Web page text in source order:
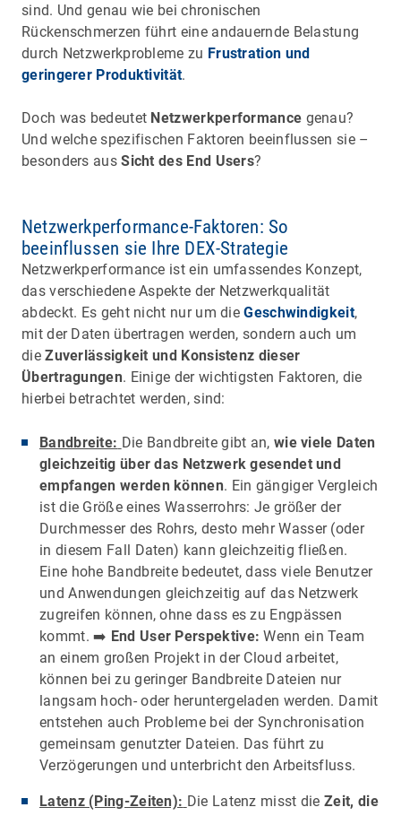
sind. Und genau wie bei chronischen
Rückenschmerzen führt eine andauernde Belastung
durch Netzwerkprobleme zu Frustration und
geringerer Produktivität.
Doch was bedeutet Netzwerkperformance genau?
Und welche spezifischen Faktoren beeinflussen sie –
besonders ausSicht des End Users?
Netzwerkperformance-Faktoren: So
beeinflussen sie Ihre DEX-Strategie
Netzwerkperformance ist ein umfassendes Konzept,
das verschiedene Aspekte der Netzwerkqualität
abdeckt. Es geht nicht nur um dieGeschwindigkeit,
mit der Daten übertragen werden, sondern auch um
dieZuverlässigkeit und Konsistenz dieser
Übertragungen. Einige der wichtigsten Faktoren, die
hierbei betrachtet werden, sind:
Bandbreite: Die Bandbreite gibt an, wie viele Daten
gleichzeitig über das Netzwerk gesendet und
empfangen werden können. Ein gängiger Vergleich
ist die Größe eines Wasserrohrs: Je größer der
Durchmesser des Rohrs, desto mehr Wasser (oder
in diesem Fall Daten) kann gleichzeitig fließen.
Eine hohe Bandbreite bedeutet, dass viele Benutzer
und Anwendungen gleichzeitig auf das Netzwerk
zugreifen können, ohne dass es zu Engpässen
kommt. ➡️ End User Perspektive: Wenn ein Team
an einem großen Projekt in der Cloud arbeitet,
können bei zu geringer Bandbreite Dateien nur
langsam hoch- oder heruntergeladen werden. Damit
entstehen auch Probleme bei der Synchronisation
gemeinsam genutzter Dateien. Das führt zu
Verzögerungen und unterbricht den Arbeitsfluss.
Latenz (Ping-Zeiten): Die Latenz misst dieZeit, die